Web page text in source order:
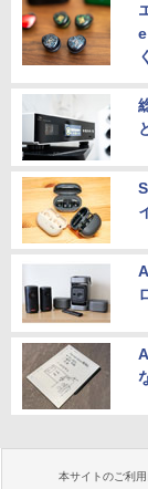
く
本サイトのご利